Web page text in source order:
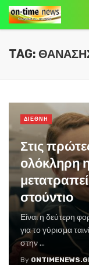
TAG:
Στις
ολόκληρη
στούντιο
Είναι η δεύτερη
για το γύρισμα
στην ...
By
ΔΙΕΘΝΗ